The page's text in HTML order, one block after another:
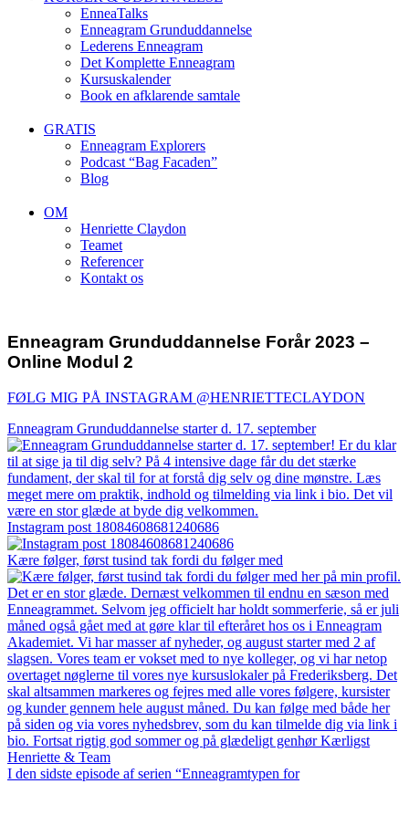
EnneaTalks
Enneagram Grunduddannelse
Lederens Enneagram
Det Komplette Enneagram
Kursuskalender
Book en afklarende samtale
GRATIS
Enneagram Explorers
Podcast “Bag Facaden”
Blog
OM
Henriette Claydon
Teamet
Referencer
Kontakt os
Enneagram Grunduddannelse Forår 2023 –
Online Modul 2
FØLG MIG PÅ INSTAGRAM @HENRIETTECLAYDON​
Enneagram Grunduddannelse starter d. 17. september
Instagram post 18084608681240686
Kære følger, først tusind tak fordi du følger med
I den sidste episode af serien “Enneagramtypen for